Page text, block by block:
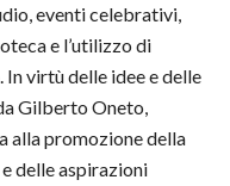
eventi celebrativi,
e l’utilizzo di
virtù delle idee e delle
Gilberto Oneto,
alla promozione della
delle aspirazioni